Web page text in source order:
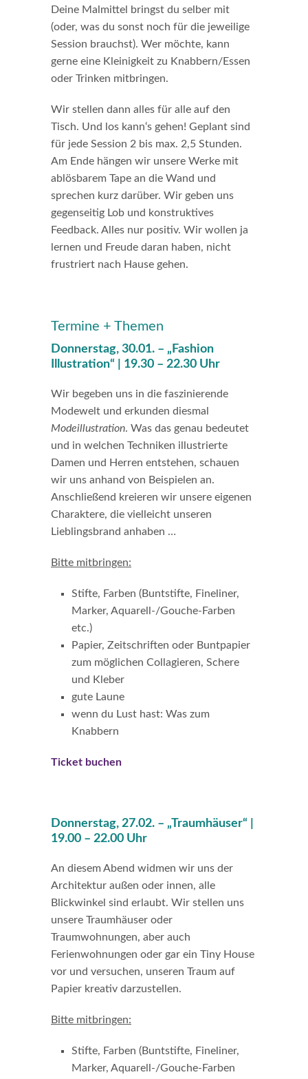
Deine Malmittel bringst du selber mit
(oder, was du sonst noch für die jeweilige
Session brauchst). Wer möchte, kann
gerne eine Kleinigkeit zu Knabbern/Essen
oder Trinken mitbringen.
Wir stellen dann alles für alle auf den
Tisch. Und los kann‘s gehen! Geplant sind
für jede Session 2 bis max. 2,5 Stunden.
Am Ende hängen wir unsere Werke mit
ablösbarem Tape an die Wand und
sprechen kurz darüber. Wir geben uns
gegenseitig Lob und konstruktives
Feedback. Alles nur positiv. Wir wollen ja
lernen und Freude daran haben, nicht
frustriert nach Hause gehen.
Termine + Themen
Donnerstag, 30.01. – „Fashion
Illustration“ | 19.30 – 22.30 Uhr
Wir begeben uns in die faszinierende
Modewelt und erkunden diesmal
Modeillustration. Was das genau bedeutet
und in welchen Techniken illustrierte
Damen und Herren entstehen, schauen
wir uns anhand von Beispielen an.
Anschließend kreieren wir unsere eigenen
Charaktere, die vielleicht unseren
Lieblingsbrand anhaben …
Bitte mitbringen:
Stifte, Farben (Buntstifte, Fineliner,
Marker, Aquarell-/Gouche-Farben
etc.)
Papier, Zeitschriften oder Buntpapier
zum möglichen Collagieren, Schere
und Kleber
gute Laune
wenn du Lust hast: Was zum
Knabbern
Ticket buchen
Donnerstag, 27.02. – „Traumhäuser“
19.00 – 22.00 Uhr
An diesem Abend widmen wir uns der
Architektur außen oder innen, alle
Blickwinkel sind erlaubt. Wir stellen uns
unsere Traumhäuser oder
Traumwohnungen, aber auch
Ferienwohnungen oder gar ein Tiny House
vor und versuchen, unseren Traum auf
Papier kreativ darzustellen.
Bitte mitbringen:
Stifte, Farben (Buntstifte, Fineliner,
Marker, Aquarell-/Gouche-Farben